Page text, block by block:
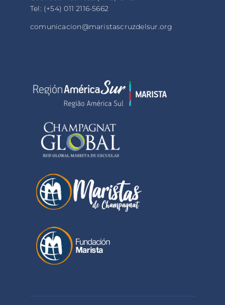
Tel: (+54) 011 2116-5662
comunicacion@maristascruzdelsur.org